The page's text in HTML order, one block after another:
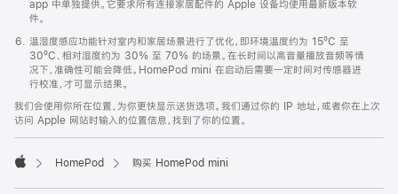
app 中单独提供。它要求所有连接家居配件的 Apple 设备均使用最新版本软
件。
温湿度感应功能针对室内和家居场景进行了优化，即环境温度约为 15ºC 至
30ºC、相对湿度约为 30% 至 70% 的场景。在长时间以高音量播放音频等情
况下，准确性可能会降低。HomePod mini 在启动后需要一定时间对传感器进
行校准，才可显示结果。
我们会使用你所在位置，为你更快显示送货选项。我们通过你的 IP 地址，或者你在上次
访问 Apple 网站时输入的位置信息，找到了你的位置。
HomePod 购买 HomePod mini